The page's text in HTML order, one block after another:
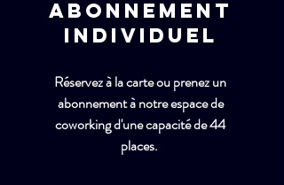
Abonnement
individuel
Réservez à la carte ou prenez un
abonnement à notre espace de
coworking d'une capacité de 44
places.